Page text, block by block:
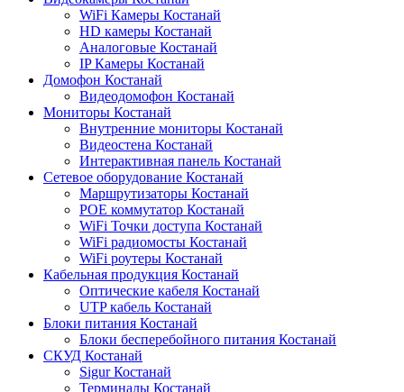
WiFi Камеры Костанай
HD камеры Костанай
Аналоговые Костанай
IP Камеры Костанай
Домофон Костанай
Видеодомофон Костанай
Мониторы Костанай
Внутренние мониторы Костанай
Видеостена Костанай
Интерактивная панель Костанай
Сетевое оборудование Костанай
Маршрутизаторы Костанай
POE коммутатор Костанай
WiFi Точки доступа Костанай
WiFi радиомосты Костанай
WiFi роутеры Костанай
Кабельная продукция Костанай
Оптические кабеля Костанай
UTP кабель Костанай
Блоки питания Костанай
Блоки бесперебойного питания Костанай
СКУД Костанай
Sigur Костанай
Терминалы Костанай